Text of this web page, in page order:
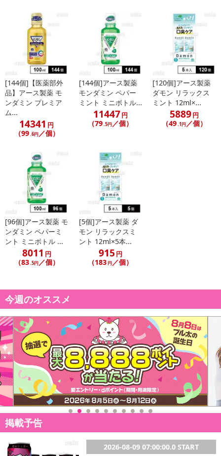
休業日
こちらの情報は2026-07-09 14:13:35.0
[144個]【医薬部外
品】アース製薬 モ
ンダミン プレミア
ム...
14341 円
（99.6円／個）
[144個]アース製薬
モンダミン ペパー
ミント ミニボトル...
11447円
（79.5円／個）
[120個]アース製薬
ダモン リラックス
ミント 12ml×...
5889円
（49.1円／個）
[96個]アース製薬 モ
ンダミン ペパーミ
ント ミニボトル ...
8011 円
（83 .5円／個）
[5個]アース製薬 ダ
モン リラックスミ
ント 12ml×5本...
915 円
（183 円 ／個）
今週のオススメ
掲載予告
2026-08-09 07:00:00.0 START